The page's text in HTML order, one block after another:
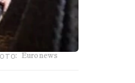
Euronews